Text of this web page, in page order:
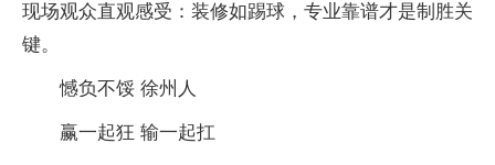
现场观众直观感受：装修如踢球，专业靠谱才是制胜关
键。
憾负不馁 徐州人
赢一起狂 输一起扛